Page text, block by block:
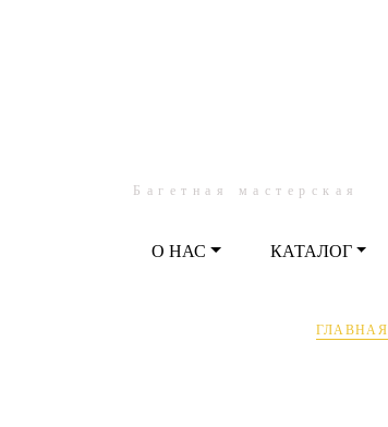
Багетная мастерская
О НАС КАТАЛОГ
ГЛАВНАЯ